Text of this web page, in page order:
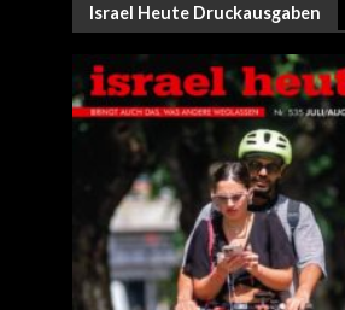
Israel Heute Druckausgaben